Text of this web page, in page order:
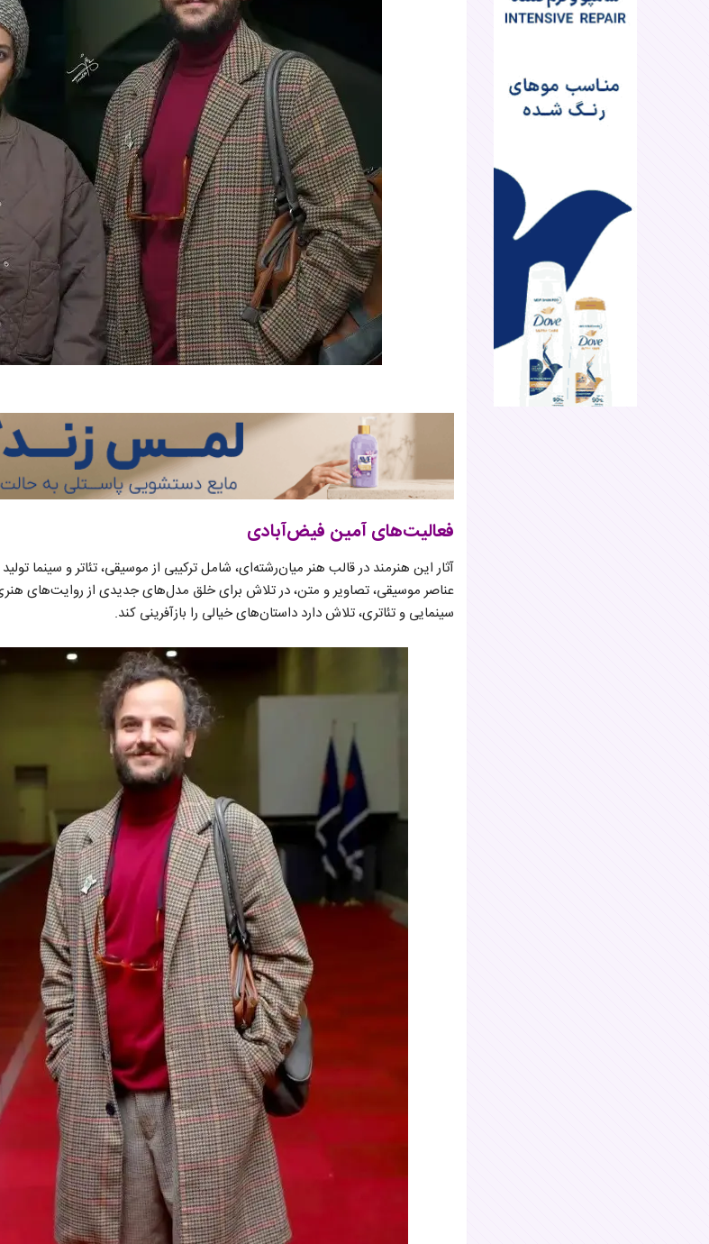
فعالیت‌های آمین فیض‌آبادی
آثار این هنرمند در قالب هنر میان‌رشته‌ای، شامل ترکیبی از موسیقی، تئاتر و سینما
عناصر موسیقی، تصاویر و متن، در تلاش برای خلق مدل‌های جدیدی از روایت‌های
سینمایی و تئاتری، تلاش دارد داستان‌های خیالی را بازآفرینی کند.